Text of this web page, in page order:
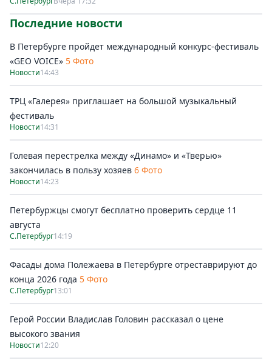
Последние новости
В Петербурге пройдет международный конкурс-фестиваль
«GEO VOICE» 5 Фото
Новости14:43
ТРЦ «Галерея» приглашает на большой музыкальный
фестиваль
Новости14:31
Голевая перестрелка между «Динамо» и «Тверью»
закончилась в пользу хозяев 6 Фото
Новости14:23
Петербуржцы смогут бесплатно проверить сердце 11
августа
С.Петербург14:19
Фасады дома Полежаева в Петербурге отреставрируют до
конца 2026 года 5 Фото
С.Петербург13:01
Герой России Владислав Головин рассказал о цене
высокого звания
Новости12:20